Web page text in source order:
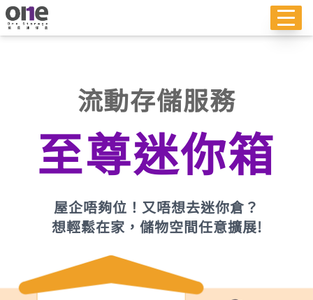
流動存儲服務
至尊迷你箱
屋企唔夠位！又唔想去迷你倉？
想輕鬆在家，儲物空間任意擴展!